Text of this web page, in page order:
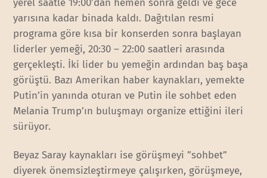
yerel saatle 19:00’dan hemen sonra geldi ve gece
yarısına kadar binada kaldı. Dağıtılan resmi
programa göre kısa bir konserden sonra başlayan
liderler yemeği, 20:30 – 22:00 saatleri arasında
gerçekleşti. İki lider bu yemeğin ardından baş başa
görüştü. Bazı Amerikan haber kaynakları, yemekte
Putin’in yanında oturan ve Putin ile sohbet eden
Melania Trump’ın buluşmayı organize ettiğini ileri
sürüyor.
Beyaz Saray kaynakları ise görüşmeyi ”sohbet”
diyerek önemsizleştirmeye çalışırken, görüşmeye,